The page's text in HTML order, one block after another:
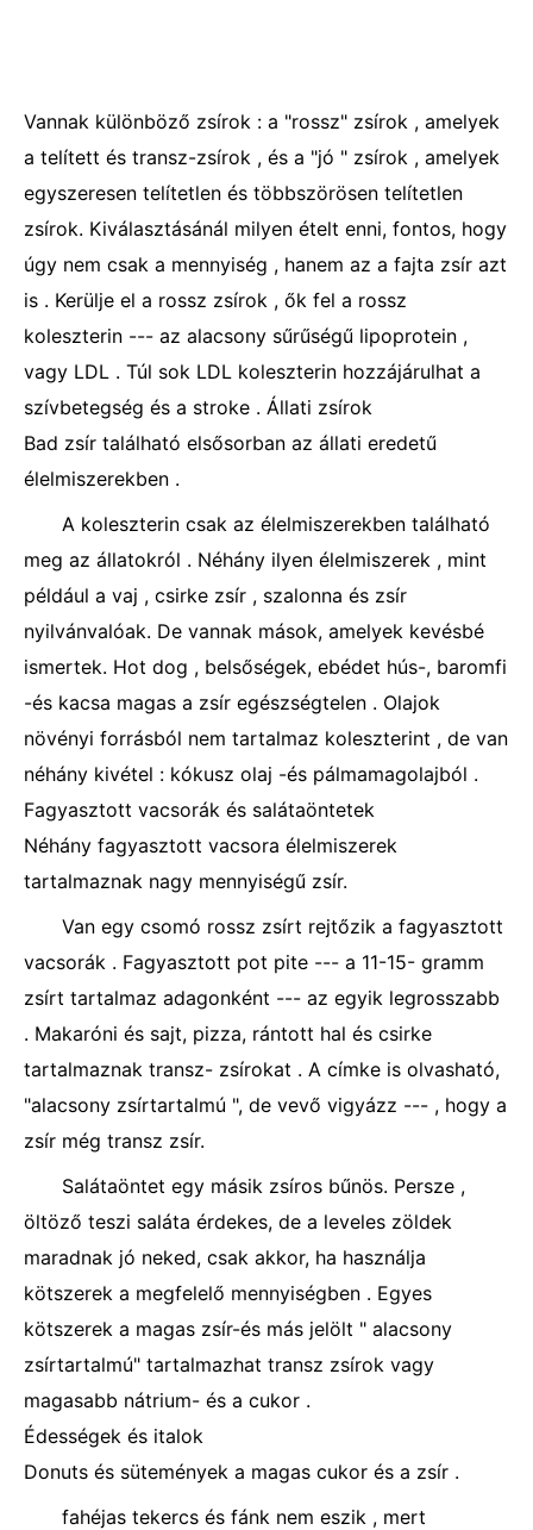
Vannak különböző zsírok : a "rossz" zsírok , amelyek
a telített és transz-zsírok , és a "jó " zsírok , amelyek
egyszeresen telítetlen és többszörösen telítetlen
zsírok. Kiválasztásánál milyen ételt enni, fontos, hogy
úgy nem csak a mennyiség , hanem az a fajta zsír azt
is . Kerülje el a rossz zsírok , ők fel a rossz
koleszterin --- az alacsony sűrűségű lipoprotein ,
vagy LDL . Túl sok LDL koleszterin hozzájárulhat a
szívbetegség és a stroke . Állati zsírok
Bad zsír található elsősorban az állati eredetű
élelmiszerekben .
A koleszterin csak az élelmiszerekben található
meg az állatokról . Néhány ilyen élelmiszerek , mint
például a vaj , csirke zsír , szalonna és zsír
nyilvánvalóak. De vannak mások, amelyek kevésbé
ismertek. Hot dog , belsőségek, ebédet hús-, baromfi
-és kacsa magas a zsír egészségtelen . Olajok
növényi forrásból nem tartalmaz koleszterint , de van
néhány kivétel : kókusz olaj -és pálmamagolajból .
Fagyasztott vacsorák és salátaöntetek
Néhány fagyasztott vacsora élelmiszerek
tartalmaznak nagy mennyiségű zsír.
Van egy csomó rossz zsírt rejtőzik a fagyasztott
vacsorák . Fagyasztott pot pite --- a 11-15- gramm
zsírt tartalmaz adagonként --- az egyik legrosszabb
. Makaróni és sajt, pizza, rántott hal és csirke
tartalmaznak transz- zsírokat . A címke is olvasható,
"alacsony zsírtartalmú ", de vevő vigyázz --- , hogy a
zsír még transz zsír.
Salátaöntet egy másik zsíros bűnös. Persze ,
öltöző teszi saláta érdekes, de a leveles zöldek
maradnak jó neked, csak akkor, ha használja
kötszerek a megfelelő mennyiségben . Egyes
kötszerek a magas zsír-és más jelölt " alacsony
zsírtartalmú" tartalmazhat transz zsírok vagy
magasabb nátrium- és a cukor .
Édességek és italok
Donuts és sütemények a magas cukor és a zsír .
fahéjas tekercs és fánk nem eszik , mert